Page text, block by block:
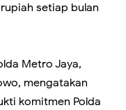
setiap bulan
Metro Jaya,
mengatakan
komitmen Polda